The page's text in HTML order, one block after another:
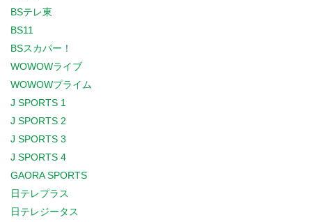
BSテレ東
BS11
BSスカパー！
WOWOWライブ
WOWOWプライム
J SPORTS 1
J SPORTS 2
J SPORTS 3
J SPORTS 4
GAORA SPORTS
日テレプラス
日テレジータス